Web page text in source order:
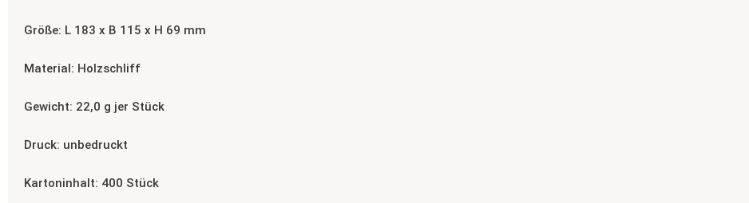
Größe: L 183 x B 115 x H 69 mm
Material: Holzschliff
Gewicht: 22,0 g jer Stück
Druck: unbedruckt
Kartoninhalt: 400 Stück